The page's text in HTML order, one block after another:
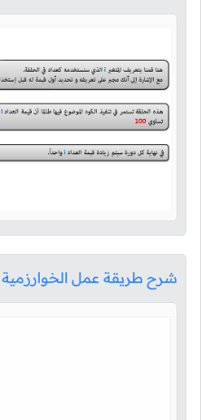
شرح طريقة عمل الخوارزمية